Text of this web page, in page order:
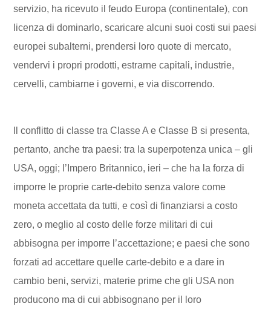
servizio, ha ricevuto il feudo Europa (continentale), con
licenza di dominarlo, scaricare alcuni suoi costi sui paesi
europei subalterni, prendersi loro quote di mercato,
vendervi i propri prodotti, estrarne capitali, industrie,
cervelli, cambiarne i governi, e via discorrendo.
Il conflitto di classe tra Classe A e Classe B si presenta,
pertanto, anche tra paesi: tra la superpotenza unica – gli
USA, oggi; l’Impero Britannico, ieri – che ha la forza di
imporre le proprie carte-debito senza valore come
moneta accettata da tutti, e così di finanziarsi a costo
zero, o meglio al costo delle forze militari di cui
abbisogna per imporre l’accettazione; e paesi che sono
forzati ad accettare quelle carte-debito e a dare in
cambio beni, servizi, materie prime che gli USA non
producono ma di cui abbisognano per il loro